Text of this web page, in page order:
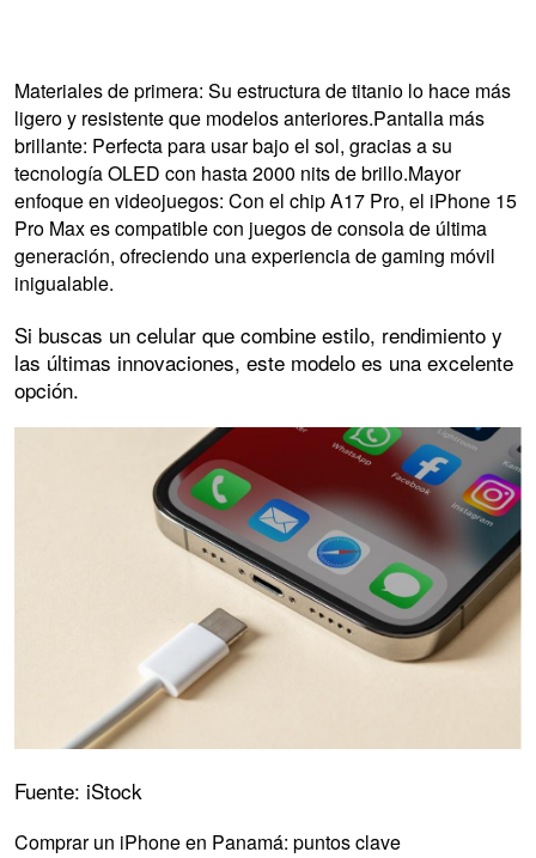
Materiales de primera: Su estructura de titanio lo hace más
ligero y resistente que modelos anteriores.Pantalla más
brillante: Perfecta para usar bajo el sol, gracias a su
tecnología OLED con hasta 2000 nits de brillo.Mayor
enfoque en videojuegos: Con el chip A17 Pro, el iPhone 15
Pro Max es compatible con juegos de consola de última
generación, ofreciendo una experiencia de gaming móvil
inigualable.
Si buscas un celular que combine estilo, rendimiento y
las últimas innovaciones, este modelo es una excelente
opción.
Fuente: iStock
Comprar un iPhone en Panamá: puntos clave